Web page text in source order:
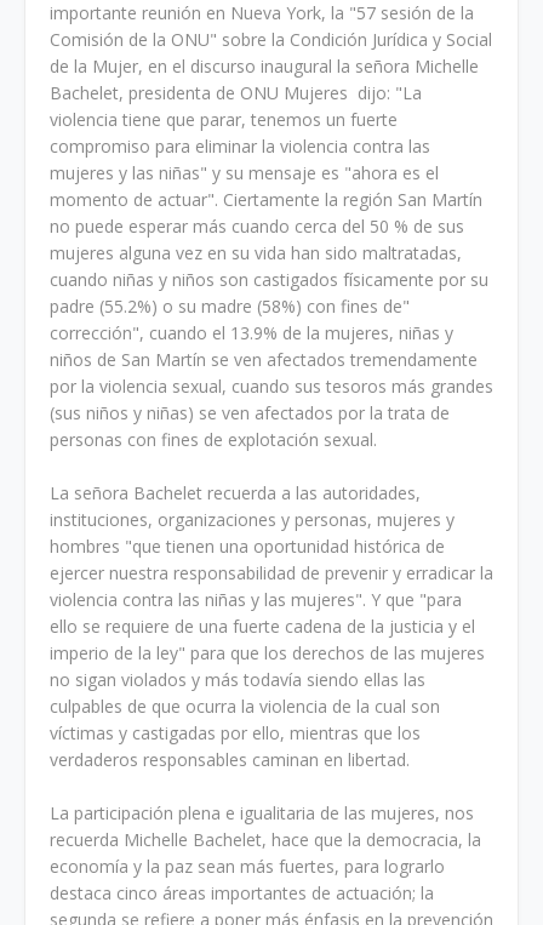
importante reunión en Nueva York, la "57 sesión de la
Comisión de la ONU" sobre la Condición Jurídica y Social
de la Mujer, en el discurso inaugural la señora Michelle
Bachelet, presidenta de ONU Mujeres dijo: "La
violencia tiene que parar, tenemos un fuerte
compromiso para eliminar la violencia contra las
mujeres y las niñas" y su mensaje es "ahora es el
momento de actuar". Ciertamente la región San Martín
no puede esperar más cuando cerca del 50 % de sus
mujeres alguna vez en su vida han sido maltratadas,
cuando niñas y niños son castigados físicamente por su
padre (55.2%) o su madre (58%) con fines de"
corrección", cuando el 13.9% de la mujeres, niñas y
niños de San Martín se ven afectados tremendamente
por la violencia sexual, cuando sus tesoros más grandes
(sus niños y niñas) se ven afectados por la trata de
personas con fines de explotación sexual.
La señora Bachelet recuerda a las autoridades,
instituciones, organizaciones y personas, mujeres y
hombres "que tienen una oportunidad histórica de
ejercer nuestra responsabilidad de prevenir y erradicar la
violencia contra las niñas y las mujeres". Y que "para
ello se requiere de una fuerte cadena de la justicia y el
imperio de la ley" para que los derechos de las mujeres
no sigan violados y más todavía siendo ellas las
culpables de que ocurra la violencia de la cual son
víctimas y castigadas por ello, mientras que los
verdaderos responsables caminan en libertad.
La participación plena e igualitaria de las mujeres, nos
recuerda Michelle Bachelet, hace que la democracia, la
economía y la paz sean más fuertes, para lograrlo
destaca cinco áreas importantes de actuación; la
segunda se refiere a poner más énfasis en la prevención